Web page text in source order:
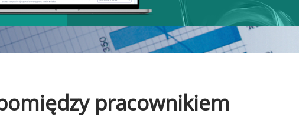
pracownikiem